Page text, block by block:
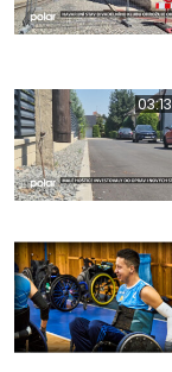
03:13